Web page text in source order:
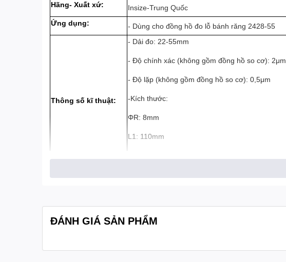
Hãng- Xuất xứ: Insize-Trung Quốc
Ứng dụng: - Dùng cho đồng hồ đo lỗ bánh răng 2428-55
Thông số kĩ thuật:
- Dải đo: 22-55mm
- Độ chính xác (không gồm đồng hồ so cơ): 2μm
- Độ lặp (không gồm đồng hồ so cơ): 0,5μm
-Kích thước:
ΦR: 8mm
L1: 110mm
ĐÁNH GIÁ SẢN PHẨM